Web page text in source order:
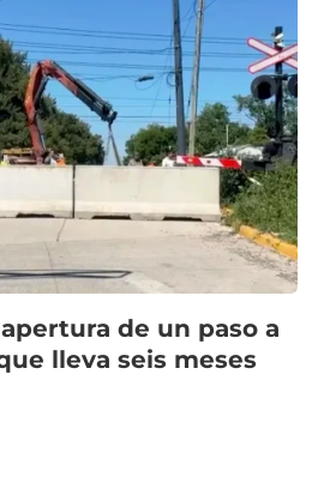
de un paso a
lleva seis meses